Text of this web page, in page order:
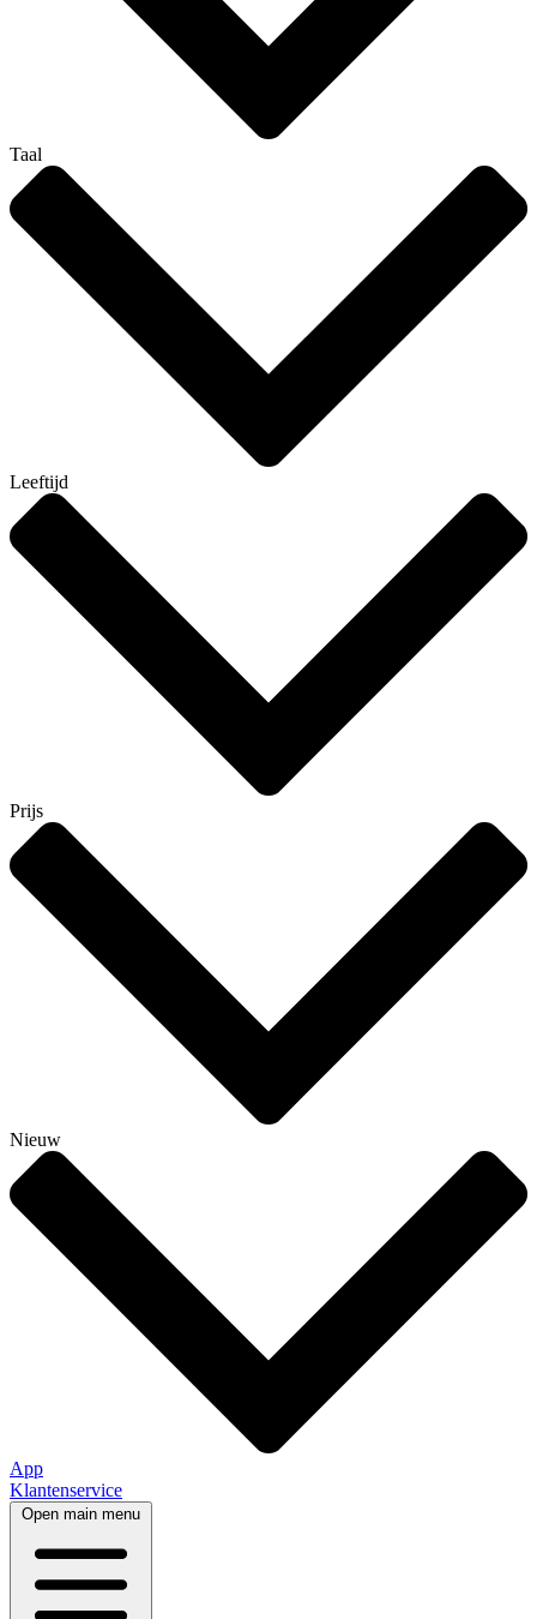
Taal
Leeftijd
Prijs
Nieuw
App
Klantenservice
Open main menu